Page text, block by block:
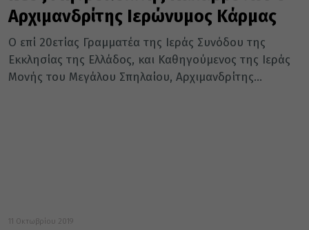
Αρχιμανδρίτης Ιερώνυμος Κάρμας
Ο επί 20ετίας Γραμματέα της Ιεράς Συνόδου της
Εκκλησίας της Ελλάδος, και Καθηγούμενος της Ιεράς
Μονής του Μεγάλου Σπηλαίου, Αρχιμανδρίτης...
11 Οκτωβρίου 2019